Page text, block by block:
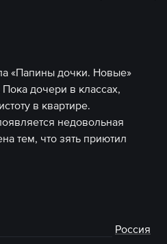
«Папины дочки. Новые»
дочери в классах,
в квартире.
недовольная
тем, что зять приютил
Россия